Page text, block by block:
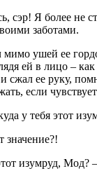
сэр! Я более не
заботами.
мимо ушей ее
ей в лицо –
сжал ее руку,
если
у тебя этот
значение?!
изумруд, Мод?